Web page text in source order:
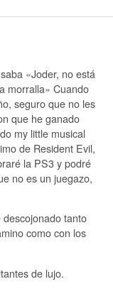
«Joder, no está
morralla» Cuando
seguro que no les
que he ganado
my little musical
de Resident Evil,
la PS3 y podré
no es un juegazo,
tanto
como con los
de lujo.